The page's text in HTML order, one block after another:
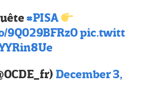
#PISA
9Q029BFRzOpic.twitt
December 3,